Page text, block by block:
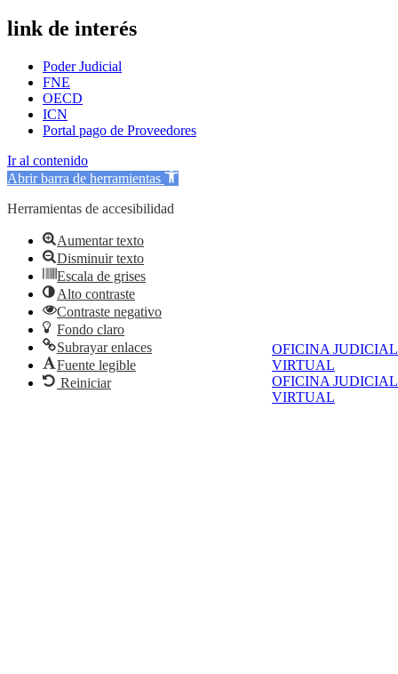
OFICINA JUDICIAL
VIRTUAL
OFICINA JUDICIAL
VIRTUAL
link de interés
Poder Judicial
FNE
OECD
ICN
Portal pago de Proveedores
Ir al contenido
Abrir barra de herramientas
Herramientas de accesibilidad
Aumentar texto
Disminuir texto
Escala de grises
Alto contraste
Contraste negativo
Fondo claro
Subrayar enlaces
Fuente legible
Reiniciar